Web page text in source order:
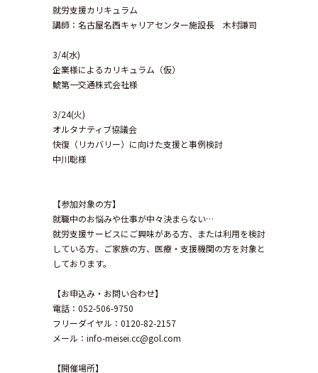
就労支援カリキュラム
講師：名古屋名西キャリアセンター施設長 木村謙司
3/4(水)
企業様によるカリキュラム（仮）
鯱第一交通株式会社様
3/24(火)
オルタナティブ協議会
快復（リカバリー）に向けた支援と事例検討
中川聡様
【参加対象の方】
就職中のお悩みや仕事が中々決まらない…
就労支援サービスにご興味がある方、または利用を検討
している方、ご家族の方、医療・支援機関の方を対象と
しております。
【お申込み・お問い合わせ】
電話：052-506-9750
フリーダイヤル：0120-82-2157
メール：info-meisei.cc@gol.com
【開催場所】